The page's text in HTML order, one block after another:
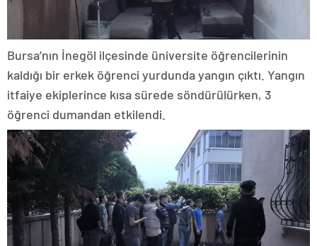
Bursa’nın İnegöl ilçesinde üniversite öğrencilerinin
kaldığı bir erkek öğrenci yurdunda yangın çıktı. Yangın
itfaiye ekiplerince kısa sürede söndürülürken, 3
öğrenci dumandan etkilendi.